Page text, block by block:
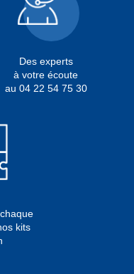
Des experts
à votre écoute
au 04 22 54 75 30
kits